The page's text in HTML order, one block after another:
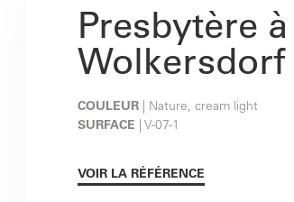
Presbytère à
Wolkersdorf
COULEUR | Nature, cream light
SURFACE | V-07-1
VOIR LA RÉFÉRENCE